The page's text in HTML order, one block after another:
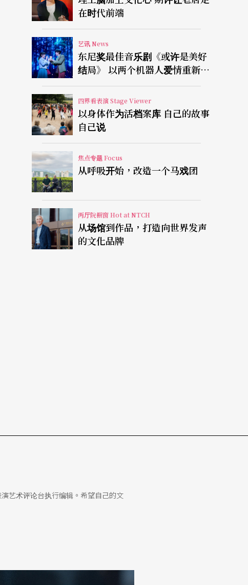
在时代前端
艺讯 News
东尼奖最佳音乐剧《或许是美好
结局》 以两个机器人爱情重新凝
视有限人生
四界看表演 Stage Viewer
以身体作为活档案库 自己的故事
自己说
焦点专题 Focus
从呼吸开始，改造一个马戏团
两厅院橱窗 Hot at NTCH
从场馆到作品，打造向世界发声
的文化品牌
艺术评论台执行编辑。希望自己的文